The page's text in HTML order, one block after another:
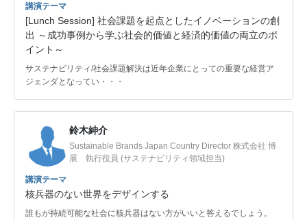
講演テーマ
[Lunch Session] 社会課題を起点としたイノベーションの創
出 ～成功事例から学ぶ社会的価値と経済的価値の両立のポ
イント～
サステナビリティ/社会課題解決は近年企業にとっての重要な経営ア
ジェンダとなってい・・・
鈴木紳介
Sustainable Brands Japan Country Director 株式会社 博
展 執行役員 (サステナビリティ領域担当)
講演テーマ
核兵器のない世界をデザインする
誰もが持続可能な社会に核兵器はない方がいいと答えるでしょう。